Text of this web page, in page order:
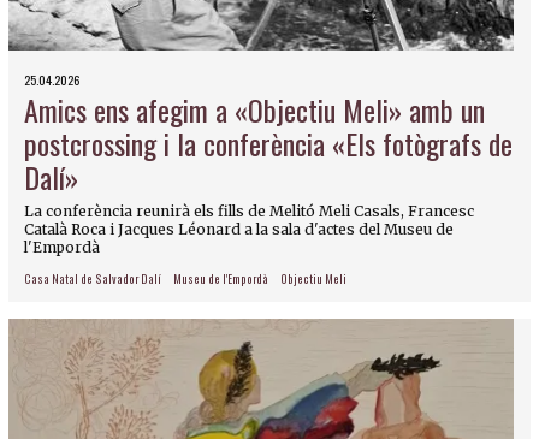
25.04.2026
Amics ens afegim a «Objectiu Meli» amb un
postcrossing i la conferència «Els fotògrafs de
Dalí»
La conferència reunirà els fills de Melitó Meli Casals, Francesc
Català Roca i Jacques Léonard a la sala d'actes del Museu de
l'Empordà
Casa Natal de Salvador Dalí Museu de l'Empordà Objectiu Meli